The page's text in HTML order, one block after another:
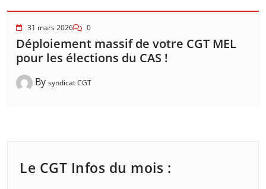
31 mars 2026 0
Déploiement massif de votre CGT MEL
pour les élections du CAS !
By syndicat CGT
Le CGT Infos du mois :